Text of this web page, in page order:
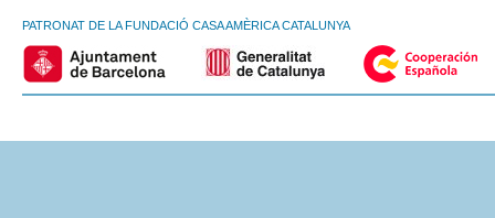
PATRONAT DE LA FUNDACIÓ CASA AMÈRICA CATALUNYA